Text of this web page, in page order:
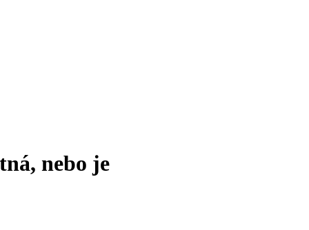
nebo je